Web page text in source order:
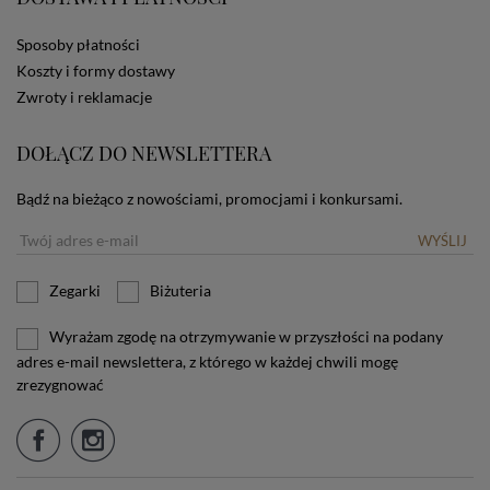
ustawienia swojej przeglądarki.
informacji o plikach cookies.
Sposoby płatności
Koszty i formy dostawy
Zwroty i reklamacje
DOŁĄCZ DO NEWSLETTERA
Bądź na bieżąco z nowościami, promocjami i konkursami.
WYŚLIJ
Zegarki Biżuteria
Wyrażam zgodę na otrzymywanie w przyszłości na podany
adres e-mail newslettera, z którego w każdej chwili mogę
zrezygnować